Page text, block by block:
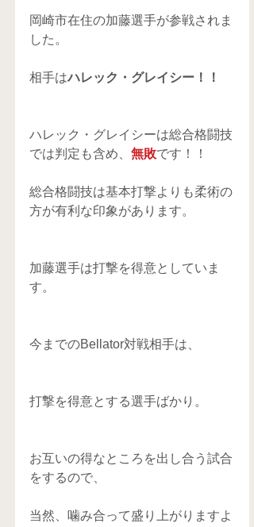
岡崎市在住の加藤選手が参戦されま
した。
相手はハレック・グレイシー！！
ハレック・グレイシーは総合格闘技
では判定も含め、 無敗です！！
総合格闘技は基本打撃よりも柔術の
方が有利な印象があります。
加藤選手は打撃を得意としていま
す。
今までのBellator対戦相手は、
打撃を得意とする選手ばかり。
お互いの得なところを出し合う試合
をするので、
当然、噛み合って盛り上がりますよ